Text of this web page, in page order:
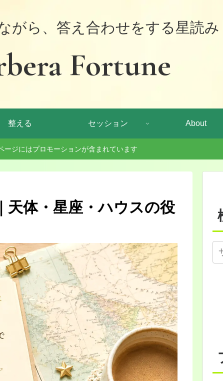
がら、答え合わせをする星読み
Fortune
整える セッション About
ージにはプロモーションが含まれています
体・星座・ハウスの役